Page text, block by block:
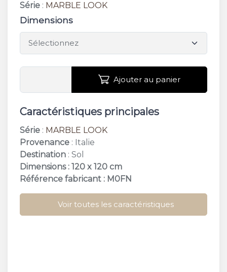
Série : MARBLE LOOK
Dimensions
Ajouter au panier
Caractéristiques principales
Série : MARBLE LOOK
Provenance : Italie
Destination : Sol
Dimensions : 120 x 120 cm
Référence fabricant : M0FN
Voir toutes les caractéristiques